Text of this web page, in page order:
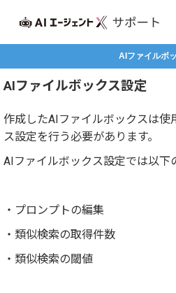
AIファイルボ
AIファイルボックス設定
作成したAIファイルボックスは使
ス設定を行う必要があります。
AIファイルボックス設定では以下
・プロンプトの編集
・類似検索の取得件数
・類似検索の閾値